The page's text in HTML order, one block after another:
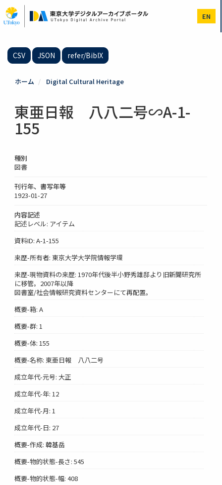
イ
ン
EN
CSV JSON refer/BibIX
ホーム Digital Cultural Heritage
東亜日報 八八二号∽A-1-
155
種別
図書
刊行年、書写年等
1923-01-27
内容記述
記述レベル: アイテム
資料ID: A-1-155
来歴-所有者: 東京大学大学院情報学環
来歴-現物資料の来歴: 1970年代後半小野秀雄邸より旧新聞研究所
に移管。2007年以降
図書室/社会情報研究資料センターにて再配置。
概要-箱: A
概要-群: 1
概要-体: 155
概要-名称: 東亜日報 八八二号
成立年代-元号: 大正
成立年代-年: 12
成立年代-月: 1
成立年代-日: 27
概要-作成: 韓基岳
概要-物的状態-長さ: 545
概要-物的状態-幅: 408